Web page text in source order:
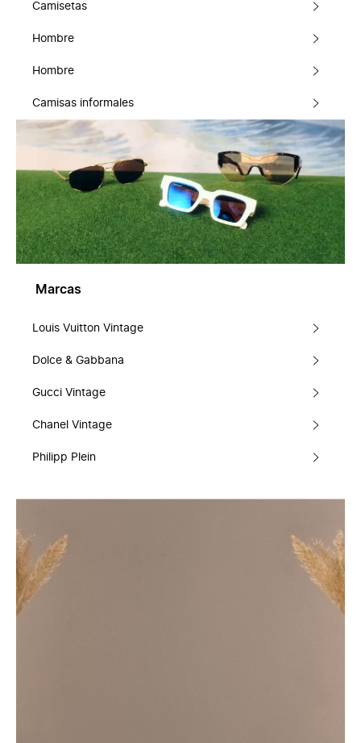
Camisetas
Hombre
Hombre
Camisas informales
Marcas
Louis Vuitton Vintage
Dolce & Gabbana
Gucci Vintage
Chanel Vintage
Philipp Plein